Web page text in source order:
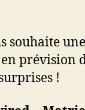
souhaite une
prévision
!